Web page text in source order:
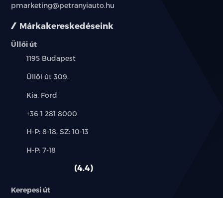
Márkakereskedéseink
Üllői út
Település:
1195 Budapest
Cím:
Üllői út 309.
Márkák:
Kia, Ford
Telefon:
+36 1 281 8000
Új-
használt
H-P: 8-18, SZ: 10-13
Alkatrész,
H-P: 7-18
4.4
Kerepesi út
pmarketing@petranyiauto.hu